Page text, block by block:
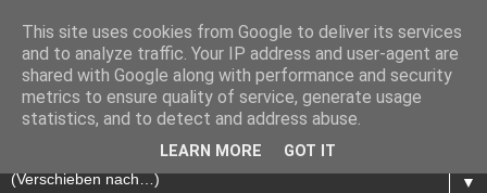
▼
This site uses cookies from Google to deliver its services
and to analyze traffic. Your IP address and user-agent are
shared with Google along with performance and security
metrics to ensure quality of service, generate usage
statistics, and to detect and address abuse.
LEARN MORE GOT IT